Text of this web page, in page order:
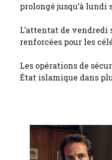
prolongé jusqu’à lundi
L’attentat de vendredi
renforcées pour les
Les opérations de
État islamique dans